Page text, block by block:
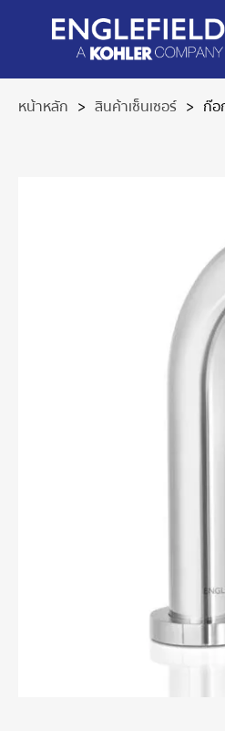
หน้าหลัก > สินค้าเซ็นเซอร์ > ก๊อ